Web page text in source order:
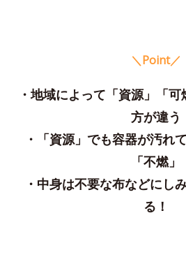
＼Point／
・地域によって「資源」「
方が違う
・「資源」でも容器が汚れ
「不燃」
・中身は不要な布などにし
る！